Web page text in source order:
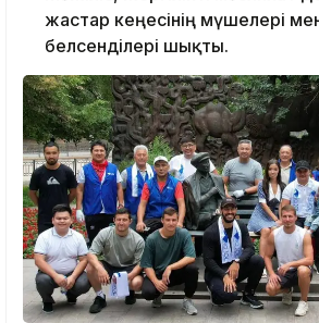
жастар кеңесінің мүшелері
белсенділері шықты.